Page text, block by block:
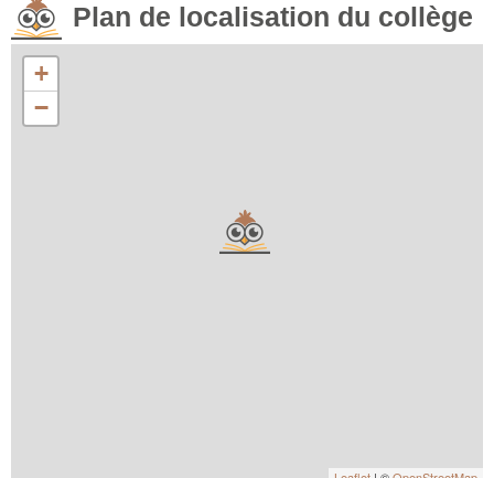
Plan de localisation du collège
+
−